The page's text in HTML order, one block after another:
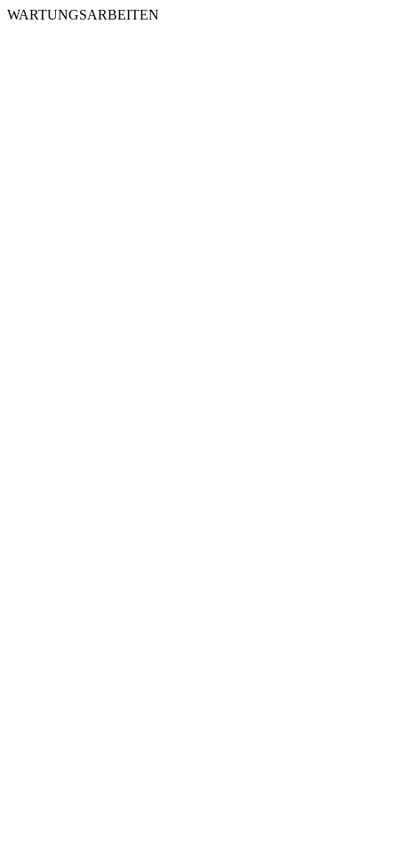
WARTUNGSARBEITEN